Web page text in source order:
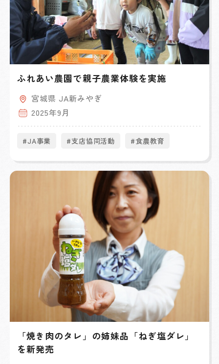
ふれあい農園で親子農業体験を実施
宮城県 JA新みやぎ
2025年9月
#JA事業 #支店協同活動 #食農教育
「焼き肉のタレ」の姉妹品「ねぎ塩ダレ」
を新発売